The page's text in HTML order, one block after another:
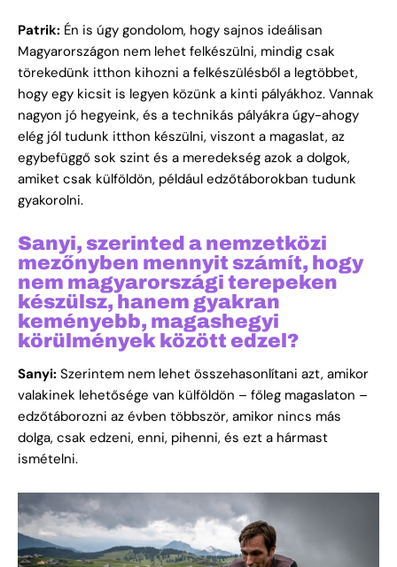
Patrik: Én is úgy gondolom, hogy sajnos ideálisan
Magyarországon nem lehet felkészülni, mindig csak
törekedünk itthon kihozni a felkészülésből a legtöbbet,
hogy egy kicsit is legyen közünk a kinti pályákhoz. Vannak
nagyon jó hegyeink, és a technikás pályákra úgy-ahogy
elég jól tudunk itthon készülni, viszont a magaslat, az
egybefüggő sok szint és a meredekség azok a dolgok,
amiket csak külföldön, például edzőtáborokban tudunk
gyakorolni.
Sanyi, szerinted a nemzetközi
mezőnyben mennyit számít, hogy
nem magyarországi terepeken
készülsz, hanem gyakran
keményebb, magashegyi
körülmények között edzel?
Sanyi: Szerintem nem lehet összehasonlítani azt, amikor
valakinek lehetősége van külföldön – főleg magaslaton –
edzőtáborozni az évben többször, amikor nincs más
dolga, csak edzeni, enni, pihenni, és ezt a hármast
ismételni.